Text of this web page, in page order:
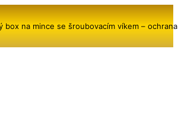
box na mince se šroubovacím víkem –